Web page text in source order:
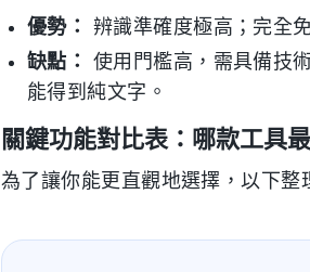
優勢：
辨識準確度極高；完全
缺點：
使用門檻高，需具備技
能得到純文字。
關鍵功能對比表：哪款工具
為了讓你能更直觀地選擇，以下整